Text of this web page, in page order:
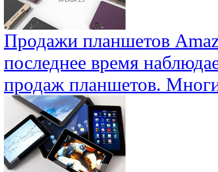
Продажи планшетов
последнее время
продаж планшетов.